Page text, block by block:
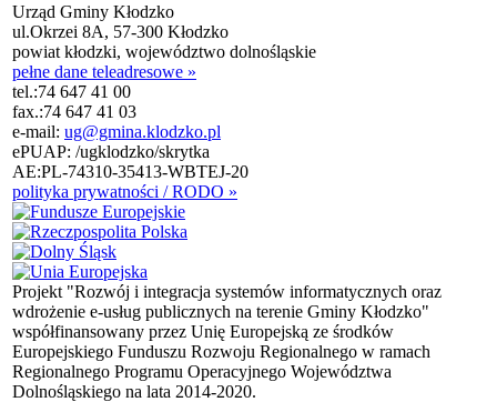
Urząd Gminy Kłodzko
ul.Okrzei 8A, 57-300 Kłodzko
powiat kłodzki, województwo dolnośląskie
pełne dane teleadresowe »
tel.:74 647 41 00
fax.:74 647 41 03
e-mail: ug@gmina.klodzko.pl
ePUAP: /ugklodzko/skrytka
AE:PL-74310-35413-WBTEJ-20
polityka prywatności / RODO »
Projekt "Rozwój i integracja systemów informatycznych oraz
wdrożenie e-usług publicznych na terenie Gminy Kłodzko"
współfinansowany przez Unię Europejską ze środków
Europejskiego Funduszu Rozwoju Regionalnego w ramach
Regionalnego Programu Operacyjnego Województwa
Dolnośląskiego na lata 2014-2020.